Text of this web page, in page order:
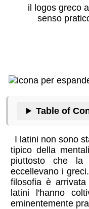
il logos greco al servizio del
senso
Table of
I latini non sono
tipico della
piuttosto che la
eccellevano i
filosofia è
latini l'hanno
eminentemente